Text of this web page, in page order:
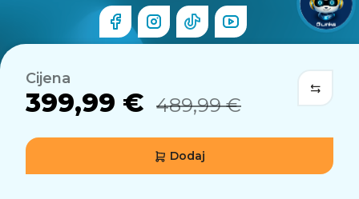
Cijena
399,99 € 489,99 €
Dodaj
© 2026 Links.hr . Sva prava pridržana.